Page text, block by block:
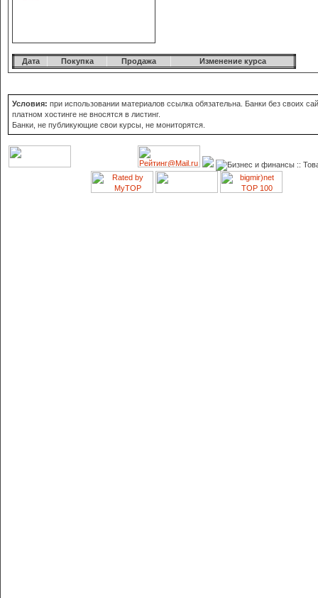
Дата Покупка Продажа Изменение курса
Условия: при использовании материалов ссылка обязательна. Банки без своих
платном хостинге не вносятся в листинг.
Банки, не публикующие свои курсы, не мониторятся.